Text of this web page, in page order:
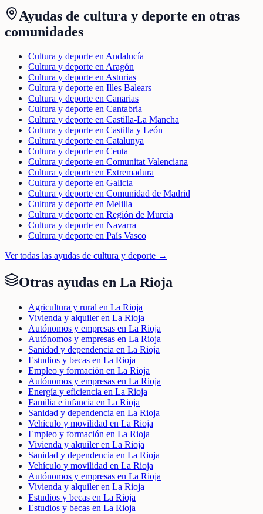
Ayudas de cultura y deporte en otras
comunidades
Cultura y deporte en Andalucía
Cultura y deporte en Aragón
Cultura y deporte en Asturias
Cultura y deporte en Illes Balears
Cultura y deporte en Canarias
Cultura y deporte en Cantabria
Cultura y deporte en Castilla-La Mancha
Cultura y deporte en Castilla y León
Cultura y deporte en Catalunya
Cultura y deporte en Ceuta
Cultura y deporte en Comunitat Valenciana
Cultura y deporte en Extremadura
Cultura y deporte en Galicia
Cultura y deporte en Comunidad de Madrid
Cultura y deporte en Melilla
Cultura y deporte en Región de Murcia
Cultura y deporte en Navarra
Cultura y deporte en País Vasco
Ver todas las ayudas de cultura y deporte →
Otras ayudas en La Rioja
Agricultura y rural en La Rioja
Vivienda y alquiler en La Rioja
Autónomos y empresas en La Rioja
Autónomos y empresas en La Rioja
Sanidad y dependencia en La Rioja
Estudios y becas en La Rioja
Empleo y formación en La Rioja
Autónomos y empresas en La Rioja
Energía y eficiencia en La Rioja
Familia e infancia en La Rioja
Sanidad y dependencia en La Rioja
Vehículo y movilidad en La Rioja
Empleo y formación en La Rioja
Vivienda y alquiler en La Rioja
Sanidad y dependencia en La Rioja
Vehículo y movilidad en La Rioja
Autónomos y empresas en La Rioja
Vivienda y alquiler en La Rioja
Estudios y becas en La Rioja
Estudios y becas en La Rioja